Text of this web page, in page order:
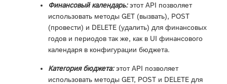
Финансовый календарь:этот API позволяет
использовать методы GET (вызвать), POST
(провести) и DELETE (удалить) для финансовых
годов и периодов так же, как в UI финансового
календаря в конфигурации бюджета.
Категория бюджета:этот API позволяет
использовать методы GET, POST и DELETE для